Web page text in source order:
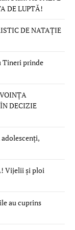
DE LUPTĂ!
DE NATAȚIE
Tineri prinde
DECIZIE
Vijelii și ploi
au cuprins